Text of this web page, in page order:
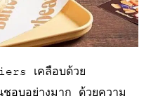
เคลือบด้วย
อบอย่างมาก ด้วยความ